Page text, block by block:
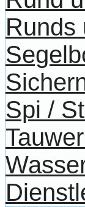
Runds
Spi /